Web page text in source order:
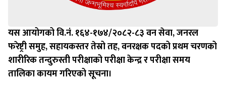
यस आयोगको वि.नं. १६४-१७४/२०८२-८३ वन सेवा, जनरल
फरेष्ट्री समुह, सहायकस्तर तेस्रो तह, वनरक्षक पदको प्रथम चरणको
शारीरिक तन्दुरुस्ती परीक्षाको परीक्षा केन्द्र र परीक्षा समय
तालिका कायम गरिएको सूचना।